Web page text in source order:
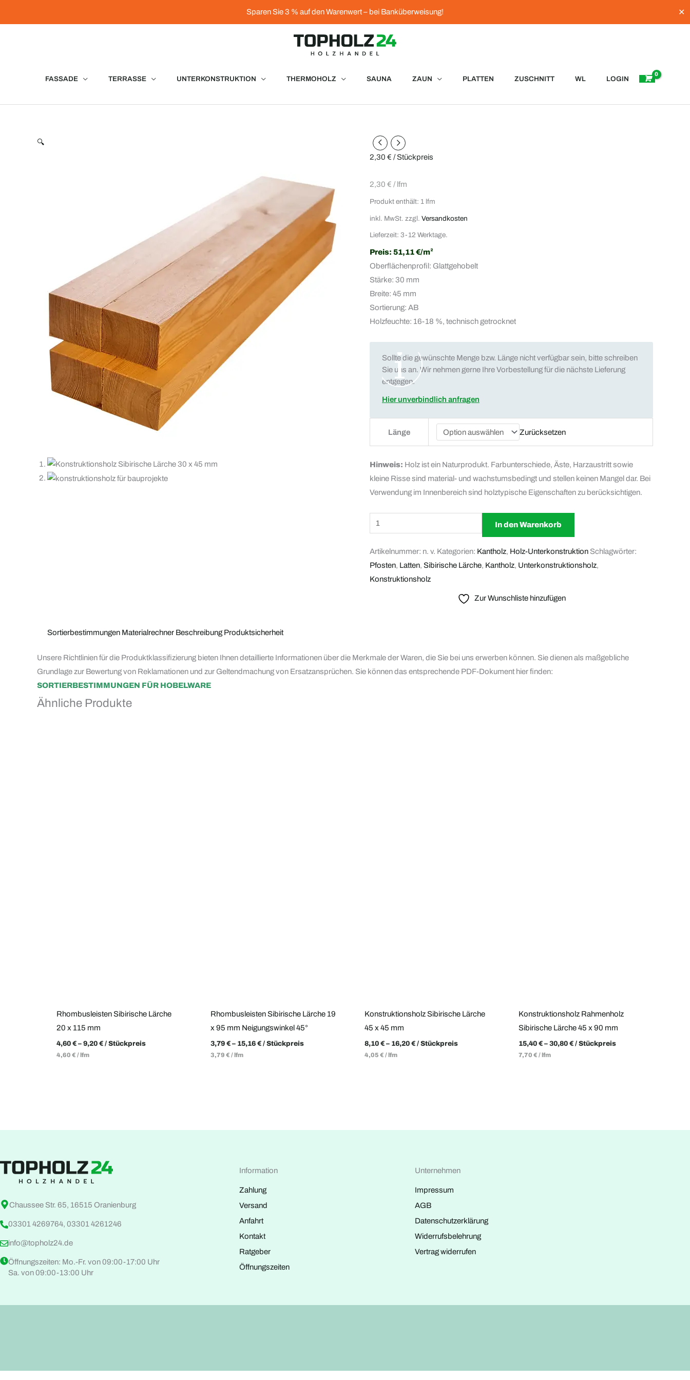
Sparen Sie 3 % auf den Warenwert – bei Banküberweisung! ✕
FASSADE TERRASSE UNTERKONSTRUKTION THERMOHOLZ SAUNA ZAUN PLATTEN ZUSCHNITT WL LOGIN
🔍
2,30 € / Stückpreis
2,30 € / lfm
Produkt enthält: 1 lfm
inkl. MwSt. zzgl. Versandkosten
Lieferzeit: 3-12 Werktage.
Preis: 51,11 €/m²
Oberflächenprofil: Glattgehobelt
Stärke: 30 mm
Breite: 45 mm
Sortierung: AB
Holzfeuchte: 16-18 %, technisch getrocknet
Sollte die gewünschte Menge bzw. Länge nicht verfügbar sein, bitte schreiben
Sie uns an. Wir nehmen gerne Ihre Vorbestellung für die nächste Lieferung
entgegen.
Hier unverbindlich anfragen
Länge Zurücksetzen
Hinweis: Holz ist ein Naturprodukt. Farbunterschiede, Äste, Harzaustritt sowie
kleine Risse sind material- und wachstumsbedingt und stellen keinen Mangel dar. Bei
Verwendung im Innenbereich sind holztypische Eigenschaften zu berücksichtigen.
Konstruktionsholz
Lärche
x
45
In den Warenkorb
Artikelnummer: n. v. Kategorien: Kantholz, Holz-Unterkonstruktion Schlagwörter:
Pfosten, Latten, Sibirische Lärche, Kantholz, Unterkonstruktionsholz,
Konstruktionsholz
Zur Wunschliste hinzufügen
Sortierbestimmungen Materialrechner Beschreibung Produktsicherheit
Unsere Richtlinien für die Produktklassifizierung bieten Ihnen detaillierte Informationen über die Merkmale der Waren, die Sie bei uns erwerben können. Sie dienen als maßgebliche
Grundlage zur Bewertung von Reklamationen und zur Geltendmachung von Ersatzansprüchen. Sie können das entsprechende PDF-Dokument hier finden:
SORTIERBESTIMMUNGEN FÜR HOBELWARE
Ähnliche Produkte
Rhombusleisten Sibirische Lärche
20 x 115 mm
4,60 € – 9,20 € / Stückpreis
4,60 € /lfm
Rhombusleisten Sibirische Lärche 19
x 95 mm Neigungswinkel 45°
3,79 € – 15,16 € / Stückpreis
3,79 € /lfm
Konstruktionsholz Sibirische Lärche
45 x 45 mm
8,10 € – 16,20 € / Stückpreis
4,05 € /lfm
Konstruktionsholz Rahmenholz
Sibirische Lärche 45 x 90 mm
15,40 € – 30,80 € / Stückpreis
7,70 € /lfm
Chaussee Str. 65, 16515 Oranienburg
03301 4269764, 03301 4261246
info@topholz24.de
Öffnungszeiten: Mo.-Fr. von 09:00-17:00 Uhr
Sa. von 09:00-13:00 Uhr
Information
Zahlung
Versand
Anfahrt
Kontakt
Ratgeber
Öffnungszeiten
Unternehmen
Impressum
AGB
Datenschutzerklärung
Widerrufsbelehrung
Vertrag widerrufen